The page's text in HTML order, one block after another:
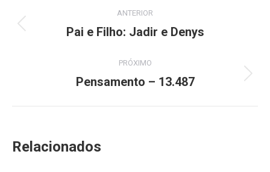
de
ANTERIOR
Post
Pai e Filho: Jadir e Denys
PRÓXIMO
Próximo
Pensamento – 13.487
Relacionados